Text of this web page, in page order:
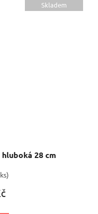
Skladem
28 cm